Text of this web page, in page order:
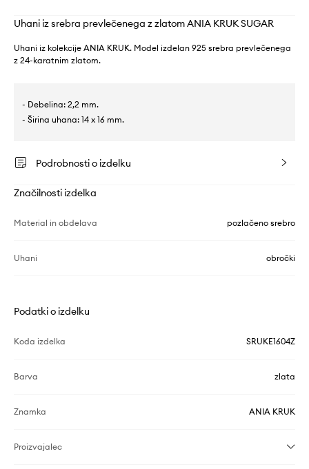
Uhani iz srebra prevlečenega z zlatom ANIA KRUK SUGAR
Uhani iz kolekcije ANIA KRUK. Model izdelan 925 srebra prevlečenega
z 24-karatnim zlatom.
- Debelina: 2,2 mm.
- Širina uhana: 14 x 16 mm.
Podrobnosti o izdelku
Značilnosti izdelka
Material in obdelava pozlačeno srebro
Uhani obročki
Podatki o izdelku
Koda izdelka SRUKE1604Z
Barva zlata
Znamka ANIA KRUK
Proizvajalec